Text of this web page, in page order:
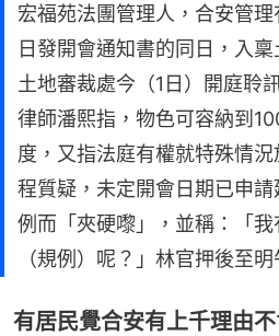
宏福苑法團管理人，合安管
日發開會通知書的同日，入
土地審裁處今（1日）開庭聆
律師潘熙指，物色可容納到
度，又指法庭有權就特殊情
程質疑，未定開會日期已申
例而「夾硬嚟」，並稱：「
（規例）呢？」林官押後至
有居民覺合安有上千理由